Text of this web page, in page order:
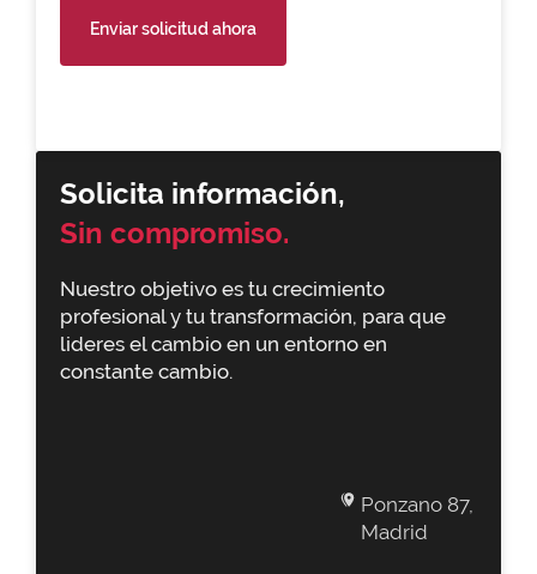
Solicita información,
Sin compromiso.
Nuestro objetivo es tu crecimiento
profesional y tu transformación, para que
lideres el cambio en un entorno en
constante cambio.
Ponzano 87,
Madrid
Enviar solicitud ahora